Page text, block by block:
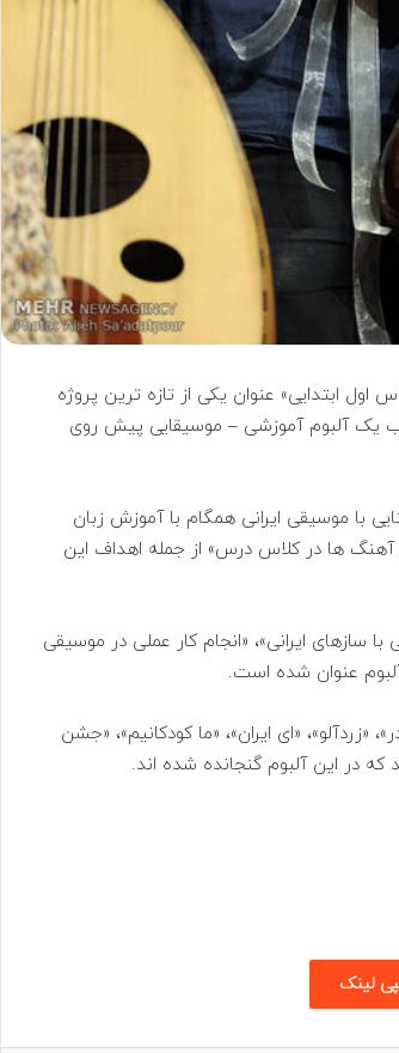
اول ابتدایی» عنوان یکی از تازه ترین پروژه
یک آلبوم آموزشی – موسیقایی پیش روی
با موسیقی ایرانی همگام با آموزش زبان
آهنگ ها در کلاس درس» از جمله اهداف این
سازهای ایرانی»، «انجام کار عملی در موسیقی
عنوان شده است.
«زردآلو»، «ای ایران»، «ما کودکانیم»، «جشن
در این آلبوم گنجانده شده اند.
لینک